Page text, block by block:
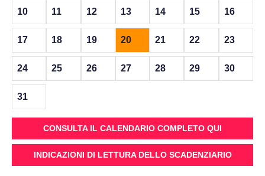
10 11 12 13 14 15 16
17 18 19 20 21 22 23
24 25 26 27 28 29 30
31
CONSULTA IL CALENDARIO COMPLETO QUI
INDICAZIONI DI LETTURA DELLO SCADENZIARIO